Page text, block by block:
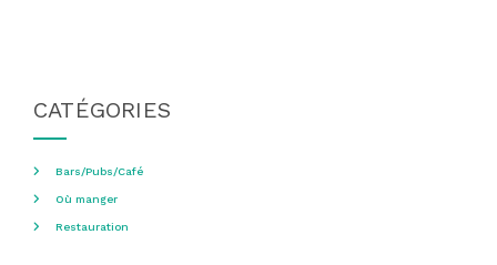
CATÉGORIES
Bars/Pubs/Café
Où manger
Restauration